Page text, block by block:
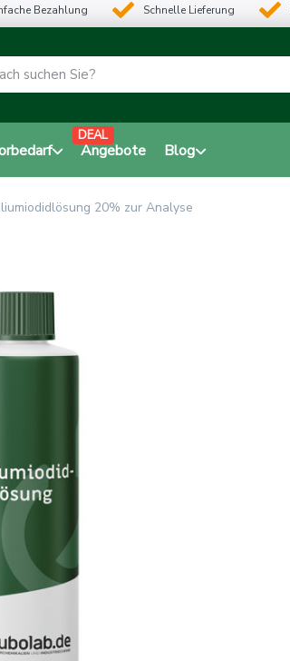
Bezahlung Schnelle Lieferung
Angebote
DEAL
Blog
20% zur Analyse